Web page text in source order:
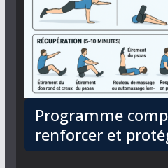
Programme
renforcer et